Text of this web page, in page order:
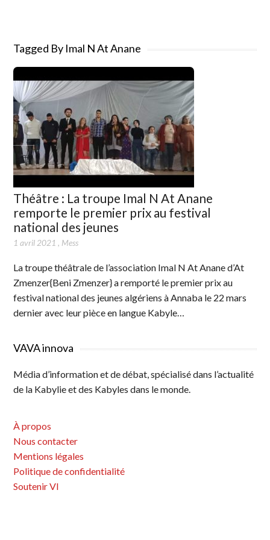
Tagged By Imal N At Anane
Théâtre : La troupe Imal N At Anane
remporte le premier prix au festival
national des jeunes
1 avril 2021 , Mess
La troupe théâtrale de l’association Imal N At Anane d’At
Zmenzer{Beni Zmenzer} a remporté le premier prix au
festival national des jeunes algériens à Annaba le 22 mars
dernier avec leur pièce en langue Kabyle…
VAVA innova
Média d’information et de débat, spécialisé dans l’actualité
de la Kabylie et des Kabyles dans le monde.
À propos
Nous contacter
Mentions légales
Politique de confidentialité
Soutenir VI